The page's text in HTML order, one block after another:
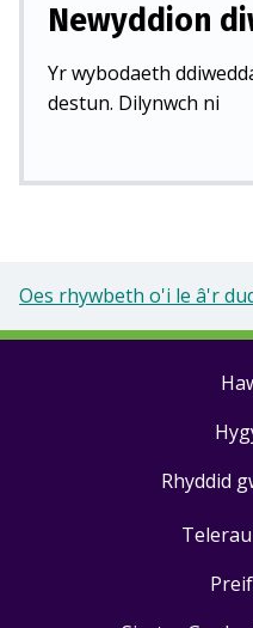
Newyddion
Yr wybodaeth
destun. Dilynwch ni
Oes rhywbeth o'i le â'r
Rhyddid